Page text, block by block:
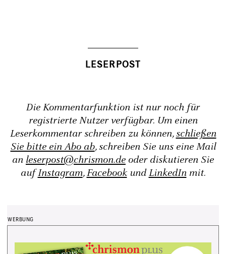
Die Kommentarfunktion ist nur noch für
registrierte Nutzer verfügbar. Um einen
Leserkommentar schreiben zu können,schließen
Sie bitte ein Abo ab, schreiben Sie uns eine Mail
an leserpost@chrismon.de oder diskutieren Sie
aufInstagram,FacebookundLinkedInmit.